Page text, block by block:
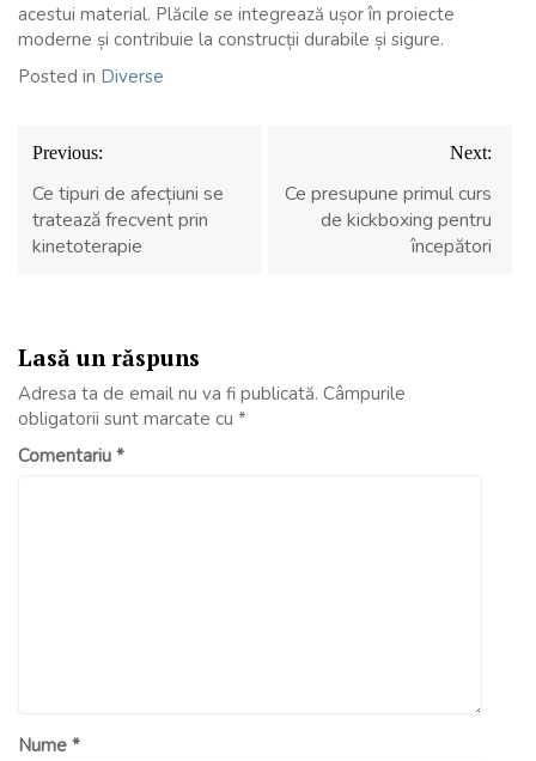
acestui material. Plăcile se integrează ușor în proiecte
moderne și contribuie la construcții durabile și sigure.
Posted in Diverse
Navigare
în
articole
Previous:
Ce tipuri de afecțiuni se
tratează frecvent prin
kinetoterapie
Next:
Ce presupune primul curs
de kickboxing pentru
începători
Lasă un răspuns
Adresa ta de email nu va fi publicată. Câmpurile
obligatorii sunt marcate cu *
Comentariu *
Nume *